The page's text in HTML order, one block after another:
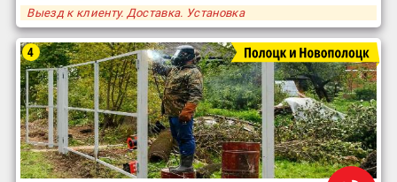
Выезд к клиенту. Доставка. Установка
4